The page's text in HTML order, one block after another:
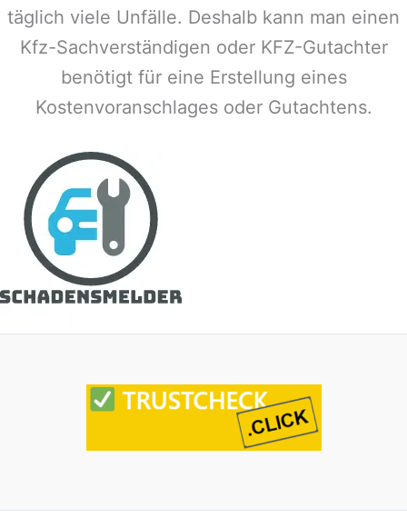
täglich viele Unfälle. Deshalb kann man einen
Kfz-Sachverständigen oder KFZ-Gutachter
benötigt für eine Erstellung eines
Kostenvoranschlages oder Gutachtens.